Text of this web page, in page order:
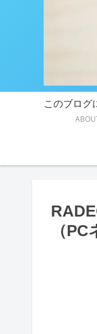
このブログ
（PC